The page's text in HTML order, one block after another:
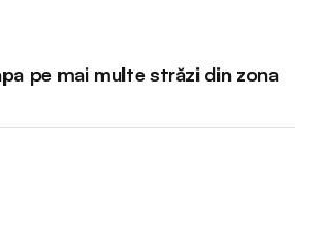
pe mai multe străzi din zona